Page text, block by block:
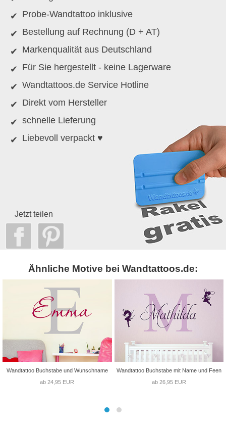
Probe-Wandtattoo inklusive
Bestellung auf Rechnung (D + AT)
Markenqualität aus Deutschland
Für Sie hergestellt - keine Lagerware
Wandtattoos.de Service Hotline
Direkt vom Hersteller
schnelle Lieferung
Liebevoll verpackt ♥
Jetzt teilen
Ähnliche Motive bei Wandtattoos.de:
Wandtattoo Buchstabe und Wunschname
ab 24,95 EUR
Wandtattoo Buchstabe mit Name und Feen
ab 26,95 EUR